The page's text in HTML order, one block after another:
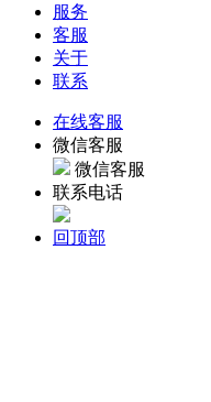
服务
客服
关于
联系
在线客服
微信客服
微信客服
联系电话
回顶部